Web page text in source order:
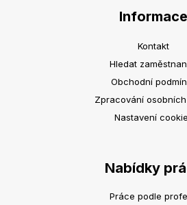
Informace
Kontakt
Hledat
Obchodní
Zpracování
Nastavení
Nabídky
Práce podle